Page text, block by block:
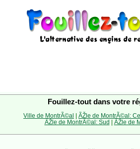
Fouillez-tout dans votre
Ville de MontrÃ©al | ÃŽle de MontrÃ©al:
ÃŽle de MontrÃ©al: Sud | ÃŽle de